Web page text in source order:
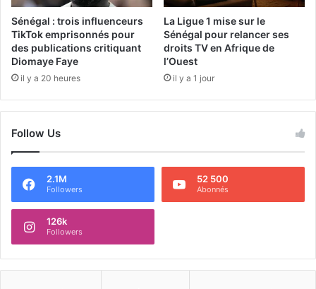
Sénégal : trois influenceurs
TikTok emprisonnés pour
des publications critiquant
Diomaye Faye
il y a 20 heures
La Ligue 1 mise sur le
Sénégal pour relancer ses
droits TV en Afrique de
l’Ouest
il y a 1 jour
Follow Us
2.1M
Followers
52 500
Abonnés
126k
Followers